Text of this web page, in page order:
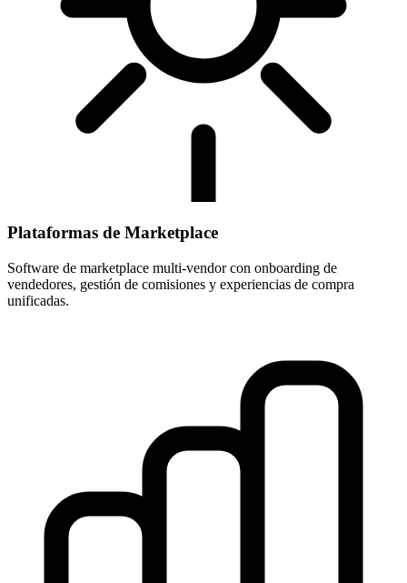
Plataformas de Marketplace
Software de marketplace multi-vendor con onboarding de
vendedores, gestión de comisiones y experiencias de compra
unificadas.